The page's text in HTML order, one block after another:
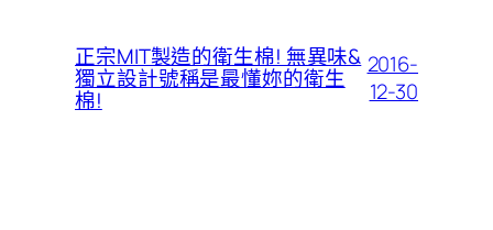
正宗MIT製造的衛生棉! 無異味&
獨立設計號稱是最懂妳的衛生
棉!
2016-
12-30